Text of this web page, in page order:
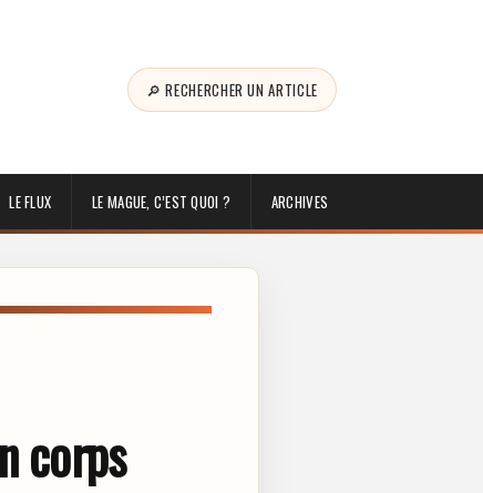
🔎 RECHERCHER UN ARTICLE
LE FLUX LE MAGUE, C’EST QUOI ? ARCHIVES
corps